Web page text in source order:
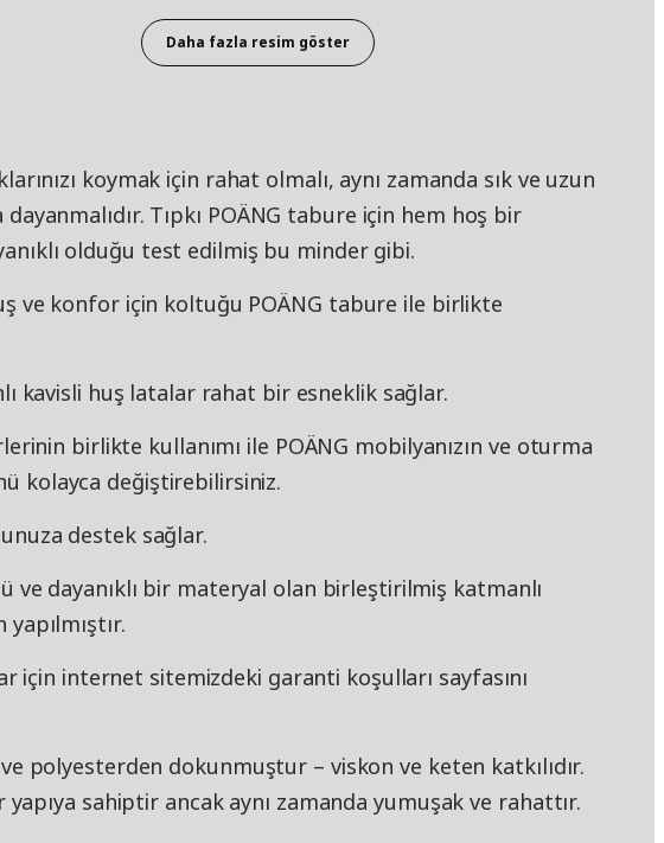
Daha fazla resim göster
koymak için rahat olmalı, aynı zamanda sık ve uzun
Tıpkı POÄNG tabure için hem hoş bir
olduğu test edilmiş bu minder gibi.
ve konfor için koltuğu POÄNG tabure ile birlikte
kavisli huş latalar rahat bir esneklik sağlar.
birlikte kullanımı ile POÄNG mobilyanızın ve oturma
kolayca değiştirebilirsiniz.
destek sağlar.
ve dayanıklı bir materyal olan birleştirilmiş katmanlı
için internet sitemizdeki garanti koşulları sayfasını
polyesterden dokunmuştur – viskon ve keten katkılıdır.
yapıya sahiptir ancak aynı zamanda yumuşak ve rahattır.